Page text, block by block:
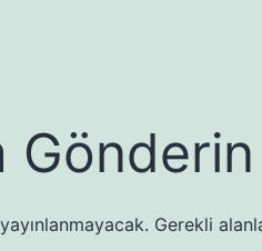
Gönderin
Gerekli